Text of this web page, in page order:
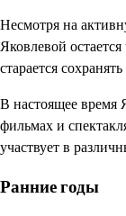
Несмотря на
Яковлевой
старается
В настоящее время
фильмах и
участвует в
Ранние годы